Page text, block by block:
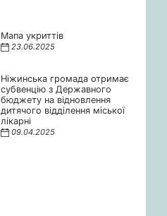
Мапа укриттів
23.06.2025
Ніжинська громада отримає
субвенцію з Державного
бюджету на відновлення
дитячого відділення міської
лікарні
09.04.2025